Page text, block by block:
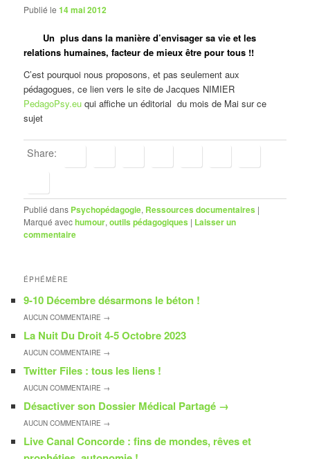
Publié le14 mai 2012
Un plus dans la manière d’envisager sa vie et les
relations humaines, facteur de mieux être pour tous !!
C’est pourquoi nous proposons, et pas seulement aux
pédagogues, ce lien vers le site de Jacques NIMIER
PedagoPsy.eu qui affiche un éditorial du mois de Mai sur ce
sujet
Share:
Publié dans Psychopédagogie, Ressources documentaires |
Marqué avechumour,outils pédagogiques | Laisser un
commentaire
ÉPHÉMÈRE
9-10 Décembre désarmons le béton !
AUCUNCOMMENTAIRE →
La Nuit Du Droit 4-5 Octobre 2023
AUCUNCOMMENTAIRE →
Twitter Files : tous les liens !
AUCUNCOMMENTAIRE →
Désactiver son Dossier Médical Partagé →
AUCUNCOMMENTAIRE →
Live Canal Concorde : fins de mondes, rêves et